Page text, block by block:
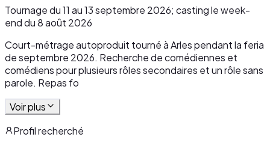
Tournage du 11 au 13 septembre 2026; casting le week-
end du 8 août 2026
Court-métrage autoproduit tourné à Arles pendant la feria
de septembre 2026. Recherche de comédiennes et
comédiens pour plusieurs rôles secondaires et un rôle sans
parole. Repas fo
Voir plus
Profil recherché